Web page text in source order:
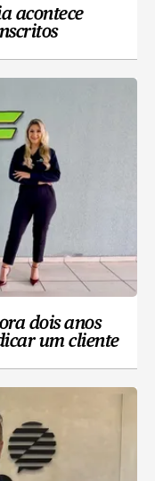
acontece
dois anos
um cliente